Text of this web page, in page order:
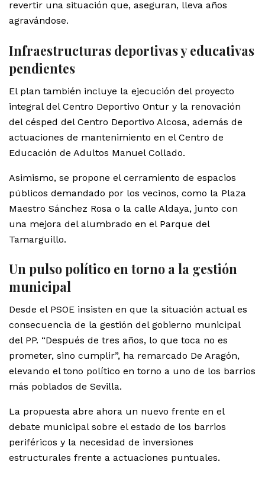
revertir una situación que, aseguran, lleva años
agravándose.
Infraestructuras deportivas y educativas
pendientes
El plan también incluye la ejecución del proyecto
integral del Centro Deportivo Ontur y la renovación
del césped del Centro Deportivo Alcosa, además de
actuaciones de mantenimiento en el Centro de
Educación de Adultos Manuel Collado.
Asimismo, se propone el cerramiento de espacios
públicos demandado por los vecinos, como la Plaza
Maestro Sánchez Rosa o la calle Aldaya, junto con
una mejora del alumbrado en el Parque del
Tamarguillo.
Un pulso político en torno a la gestión
municipal
Desde el PSOE insisten en que la situación actual es
consecuencia de la gestión del gobierno municipal
del PP. “Después de tres años, lo que toca no es
prometer, sino cumplir”, ha remarcado De Aragón,
elevando el tono político en torno a uno de los barrios
más poblados de Sevilla.
La propuesta abre ahora un nuevo frente en el
debate municipal sobre el estado de los barrios
periféricos y la necesidad de inversiones
estructurales frente a actuaciones puntuales.